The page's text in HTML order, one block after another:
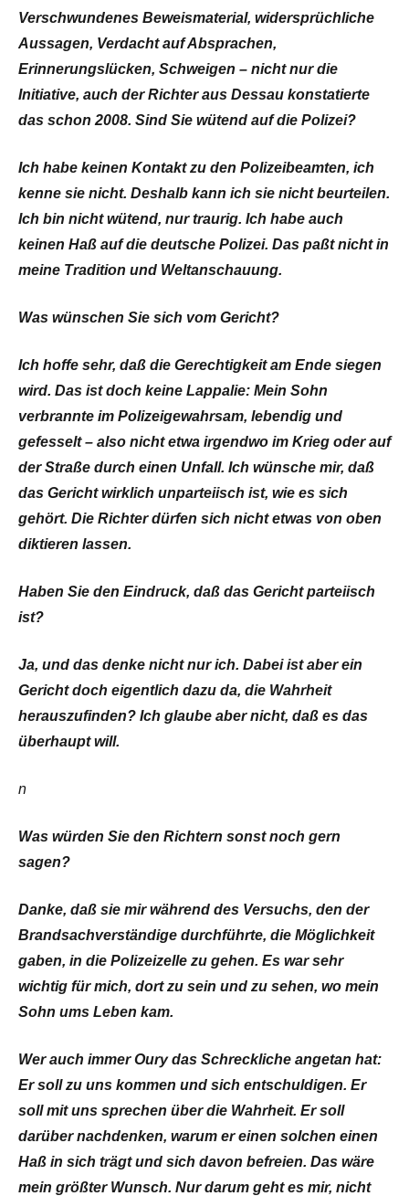
Verschwundenes Beweismate­rial, widersprüchliche
Aussagen, Verdacht auf Absprachen,
Erinnerungslücken, Schweigen – nicht nur die
Initiative, auch der Richter aus Dessau konstatierte
das schon 2008. Sind Sie wütend auf die Polizei?
Ich habe keinen Kontakt zu den Polizeibeamten, ich
kenne sie nicht. Deshalb kann ich sie nicht beurteilen.
Ich bin nicht wütend, nur traurig. Ich habe auch
keinen Haß auf die deutsche Polizei. Das paßt nicht in
meine Tradition und Weltanschauung.
Was wünschen Sie sich vom Gericht?
Ich hoffe sehr, daß die Gerechtigkeit am Ende siegen
wird. Das ist doch keine Lappalie: Mein Sohn
verbrannte im Polizeigewahrsam, lebendig und
gefesselt – also nicht etwa irgendwo im Krieg oder auf
der Straße durch einen Unfall. Ich wünsche mir, daß
das Gericht wirklich unparteiisch ist, wie es sich
gehört. Die Richter dürfen sich nicht etwas von oben
diktieren lassen.
Haben Sie den Eindruck, daß das Gericht parteiisch
ist?
Ja, und das denke nicht nur ich. Dabei ist aber ein
Gericht doch eigentlich dazu da, die Wahrheit
herauszufinden? Ich glaube aber nicht, daß es das
überhaupt will.
n
Was würden Sie den Richtern sonst noch gern
sagen?
Danke, daß sie mir während des Versuchs, den der
Brandsachverständige durchführte, die Möglichkeit
gaben, in die Polizeizelle zu gehen. Es war sehr
wichtig für mich, dort zu sein und zu sehen, wo mein
Sohn ums Leben kam.
Wer auch immer Oury das Schreckliche angetan hat:
Er soll zu uns kommen und sich entschuldigen. Er
soll mit uns sprechen über die Wahrheit. Er soll
darüber nachdenken, warum er einen solchen einen
Haß in sich trägt und sich davon befreien. Das wäre
mein größter Wunsch. Nur darum geht es mir, nicht